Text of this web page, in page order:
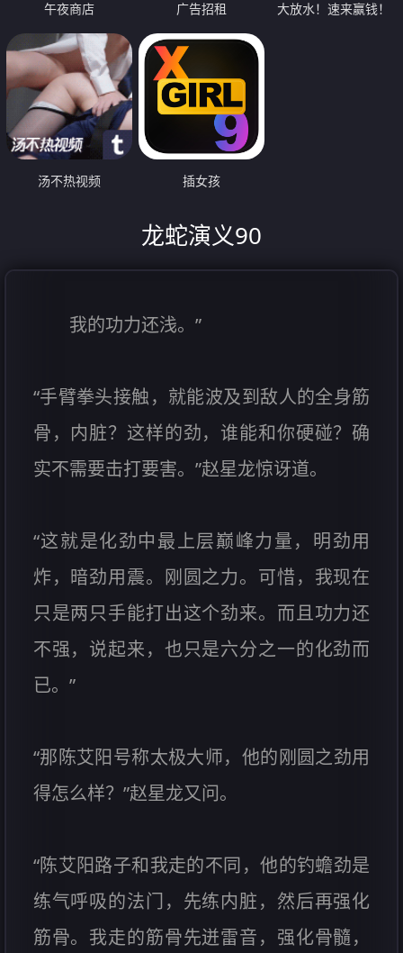
午夜商店 广告招租 大放水！速来赢钱！
汤不热视频 插女孩
龙蛇演义90
我的功力还浅。”
“手臂拳头接触，就能波及到敌人的全身筋
骨，内脏？这样的劲，谁能和你硬碰？确
实不需要击打要害。”赵星龙惊讶道。
“这就是化劲中最上层巅峰力量，明劲用
炸，暗劲用震。刚圆之力。可惜，我现在
只是两只手能打出这个劲来。而且功力还
不强，说起来，也只是六分之一的化劲而
已。”
“那陈艾阳号称太极大师，他的刚圆之劲用
得怎么样？”赵星龙又问。
“陈艾阳路子和我走的不同，他的钓蟾劲是
练气呼吸的法门，先练内脏，然后再强化
筋骨。我走的筋骨先迸雷音，强化骨髓，